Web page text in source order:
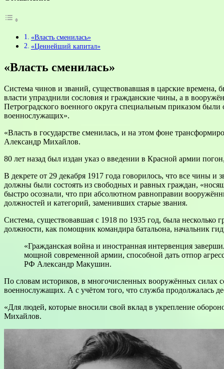
«Власть сменилась»
«Ценнейший капитал»
«Власть сменилась»
Система чинов и званий, существовавшая в царские времена,
власти упразднили сословия и гражданские чины, а в
Петроградского военного округа специальным приказом
военнослужащих».
«Власть в государстве сменилась, и на этом фоне
Александр Михайлов.
80 лет назад был издан указ о введении в Красной армии
В декрете от 29 декабря 1917 года говорилось, что все чины
должны были состоять из свободных и равных граждан,
быстро осознали, что при абсолютном равноправии
должностей и категорий, заменивших старые звания.
Система, существовавшая с 1918 по 1935 год, была несколько
должности, как помощник командира батальона, начальник
«Гражданская война и иностранная интервенция
мощной современной армии, способной дать отпор
РФ Александр Макушин.
По словам историков, в многочисленных вооружённых силах
военнослужащих. А с учётом того, что служба продолжалась
«Для людей, которые вносили свой вклад в укрепление
Михайлов.